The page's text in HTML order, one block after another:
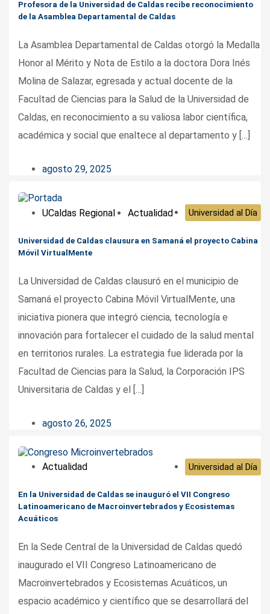
Profesora de la Universidad de Caldas recibe reconocimiento
de la Asamblea Departamental de Caldas
La Asamblea Departamental de Caldas otorgó la Medalla
Honor al Mérito y Nota de Estilo a la doctora Dora Inés
Molina de Salazar, egresada y actual docente de la
Facultad de Ciencias para la Salud de la Universidad de
Caldas, en reconocimiento a su valiosa labor científica,
académica y social que enaltece al departamento y […]
agosto 29, 2025
UCaldas Regional Actualidad Universidad al Día
Universidad de Caldas clausura en Samaná el proyecto Cabina
Móvil VirtualMente
La Universidad de Caldas clausuró en el municipio de
Samaná el proyecto Cabina Móvil VirtualMente, una
iniciativa pionera que integró ciencia, tecnología e
innovación para fortalecer el cuidado de la salud mental
en territorios rurales. La estrategia fue liderada por la
Facultad de Ciencias para la Salud, la Corporación IPS
Universitaria de Caldas y el […]
agosto 26, 2025
Actualidad Universidad al Día
En la Universidad de Caldas se inauguró el VII Congreso
Latinoamericano de Macroinvertebrados y Ecosistemas
Acuáticos
En la Sede Central de la Universidad de Caldas quedó
inaugurado el VII Congreso Latinoamericano de
Macroinvertebrados y Ecosistemas Acuáticos, un
espacio académico y científico que se desarrollará del